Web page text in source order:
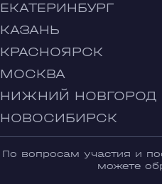
ЕКАТЕРИНБУРГ
КАЗАНЬ
КРАСНОЯРСК
МОСКВА
НИЖНИЙ НОВГОРОД
НОВОСИБИРСК
По вопросам участия и
можете